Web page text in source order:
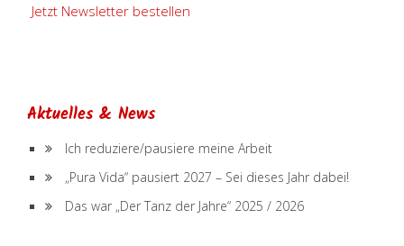
Jetzt Newsletter bestellen
Aktuelles & News
Ich reduziere/pausiere meine Arbeit
„Pura Vida“ pausiert 2027 – Sei dieses Jahr dabei!
Das war „Der Tanz der Jahre“ 2025 / 2026